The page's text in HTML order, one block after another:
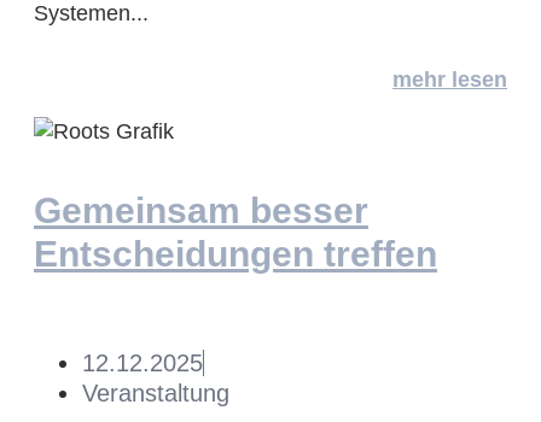
Systemen...
mehr lesen
Gemeinsam besser
Entscheidungen treffen
12.12.2025
Veranstaltung